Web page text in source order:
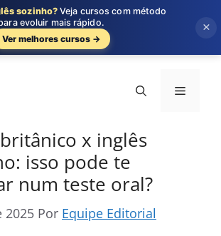
Menu
x inglês
isso pode te
num teste oral?
2025 Por Equipe Editorial
sozinho? Veja cursos com método
evoluir mais rápido.
Ver melhores cursos →
×